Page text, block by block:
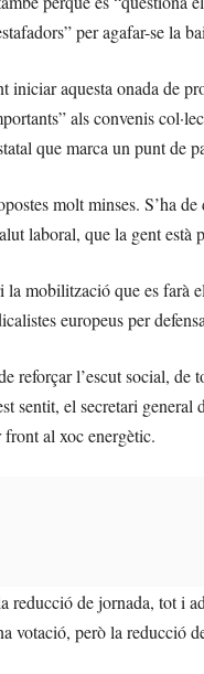
per agafar-se la
aquesta onada de
als convenis
que marca un punt de
molt minses. S’ha
laboral, que la gent
mobilització que es
europeus per
reforçar l’escut social,
sentit, el secretari
al xoc energètic.
de jornada, tot i
votació, però la reducció